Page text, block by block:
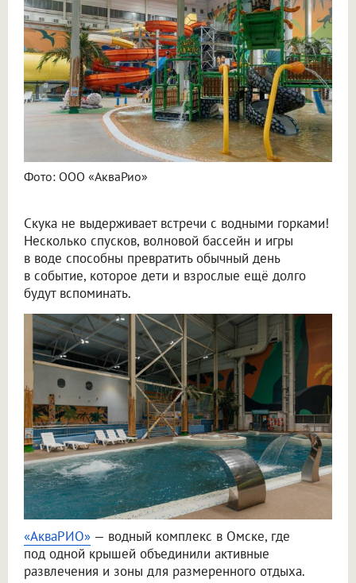
Фото: ООО «АкваРио»
Скука не выдерживает встречи с водными горками!
Несколько спусков, волновой бассейн и игры
в воде способны превратить обычный день
в событие, которое дети и взрослые ещё долго
будут вспоминать.
«АкваРИО» — водный комплекс в Омске, где
под одной крышей объединили активные
развлечения и зоны для размеренного отдыха.